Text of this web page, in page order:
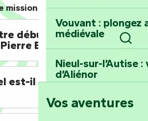
Vouvant : plongez
médiévale
Nieul-sur-l’Autise
d’Aliénor
Foussais-Payré :
Vos aventures
!
débutant pour
Blanche ?
est-il fourni sur